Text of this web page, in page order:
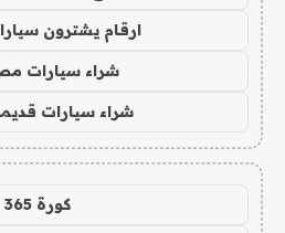
ارقام يشترون
شراء سيارات
شراء سيارات
كورة 365